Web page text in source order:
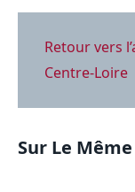
Retour vers
Centre-Loire
Sur Le